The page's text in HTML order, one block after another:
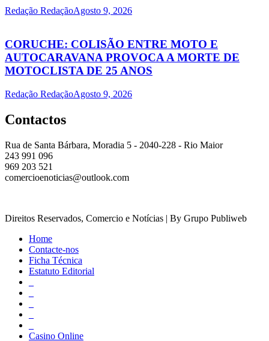
Redação RedaçãoAgosto 9, 2026
CORUCHE: COLISÃO ENTRE MOTO E
AUTOCARAVANA PROVOCA A MORTE DE
MOTOCLISTA DE 25 ANOS
Redação RedaçãoAgosto 9, 2026
Contactos
Rua de Santa Bárbara, Moradia 5 - 2040-228 - Rio Maior
243 991 096
969 203 521
comercioenoticias@outlook.com
Direitos Reservados, Comercio e Notícias | By Grupo Publiweb
Home
Contacte-nos
Ficha Técnica
Estatuto Editorial
Casino Online